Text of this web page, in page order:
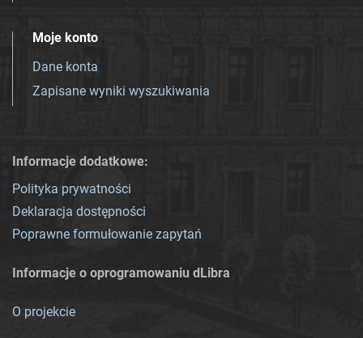
Moje konto
Dane konta
Zapisane wyniki wyszukiwania
Informacje dodatkowe:
Polityka prywatności
Deklaracja dostępności
Poprawne formułowanie zapytań
Informacje o oprogramowaniu dLibra
O projekcie